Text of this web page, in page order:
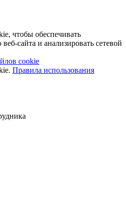
чтобы обеспечивать
сайта и анализировать сетевой
cookie
Правила использования